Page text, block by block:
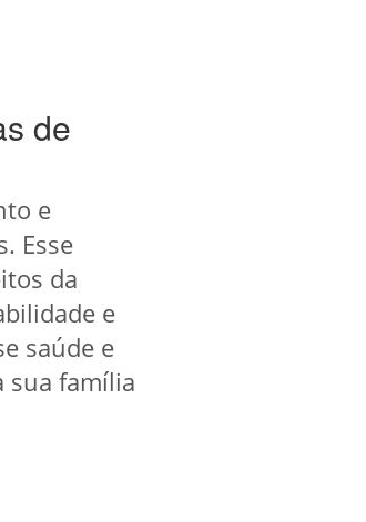
de
e
Esse
da
e
saúde e
sua família